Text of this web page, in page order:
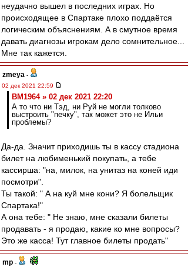
неудачно вышел в последних играх. Но
происходящее в Спартаке плохо поддаётся
логическим объяснениям. А в смутное время
давать диагнозы игрокам дело сомнительное...
Мне так кажется.
zmeya -
02 дек 2021 22:59
BM1964 » 02 дек 2021 22:20
А то что ни Тэд, ни Руй не могли толково
выстроить "печку", так может это не Ильи
проблемы?
Да-да. Значит приходишь ты в кассу стадиона
билет на любименький покупать, а тебе
кассирша: "на, милок, на унитаз на коней иди
посмотри".
Ты такой: " А на куй мне кони? Я болельщик
Спартака!"
А она тебе: " Не знаю, мне сказали билеты
продавать - я продаю, какие ко мне вопросы?
Это же касса! Тут главное билеты продать"
mp -